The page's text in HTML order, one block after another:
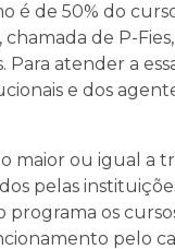
é de 50% do
de P-
atender a
e dos
maior ou igual a
pelas
os
pelo